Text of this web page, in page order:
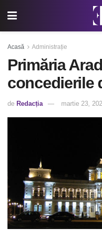
Acasă Administrație
Primăria
concedierile
de Redacția martie 23,